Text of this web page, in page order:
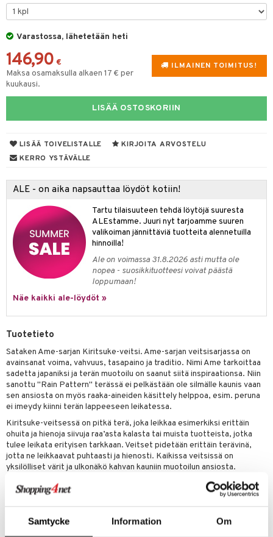
Samtycke Information Om
Varastossa, lähetetään heti
ILMAINEN TOIMITUS!
146,90 €
Maksa osamaksulla alkaen 17 € per
kuukausi.
LISÄÄ OSTOSKORIIN
LISÄÄ TOIVELISTALLE
KIRJOITA ARVOSTELU
KERRO YSTÄVÄLLE
ALE - on aika napsauttaa löydöt kotiin!
Tartu tilaisuuteen tehdä löytöjä suuresta
ALEstamme. Juuri nyt tarjoamme suuren
valikoiman jännittäviä tuotteita alennetuilla
hinnoilla!
Ale on voimassa 31.8.2026 asti mutta ole
nopea - suosikkituotteesi voivat päästä
loppumaan!
Näe kaikki ale-löydöt »
Tuotetieto
Sataken Ame-sarjan Kiritsuke-veitsi. Ame-sarjan veitsisarjassa on
avainsanat voima, vahvuus, tasapaino ja traditio. Nimi Ame tarkoittaa
sadetta japaniksi ja terän muotoilu on saanut siitä inspiraationsa. Niin
sanottu "Rain Pattern" terässä ei pelkästään ole silmälle kaunis vaan
sen ansiosta on myös raaka-aineiden käsittely helppoa, esim. peruna
ei imeydy kiinni terän lappeeseen leikatessa.
Kiritsuke-veitsessä on pitkä terä, joka leikkaa esimerkiksi erittäin
ohuita ja hienoja siivuja raa’asta kalasta tai muista tuotteista, jotka
tulee leikata erityisen tarkkaan. Veitset pidetään erittäin terävinä,
jotta ne leikkaavat puhtaasti ja hienosti. Kaikissa veitsissä on
yksilölliset värit ja ulkonäkö kahvan kauniin muotoilun ansiosta.
Terän pituus: 23 cm
Terän kovuus: 60-61 HRC
& Vihannesveitset
sisustus
tarvikkeita
tekstiilit
koristelu
säilytys
tekstiilit
Saalit
& Tyynyliinat
& Peitot
& Koukut
& Korit
& Veistokset
Art
& Lyhdyt
& Hyllyt
& Koukut
tekstiilit
tekstiilit
tekstiilit
& Tyynyliinat
hyönteissuoja
ruokinta
& Lyhdyt
& vastauksia